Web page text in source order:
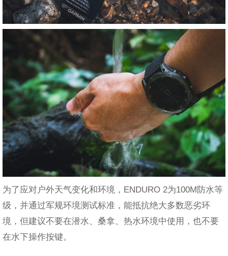
为了应对户外天气变化和环境，ENDURO 2为100M防水等
级，并通过军规环境测试标准，能抵抗绝大多数恶劣环
境，但建议不要在潜水、桑拿、热水环境中使用，也不要
在水下操作按键。